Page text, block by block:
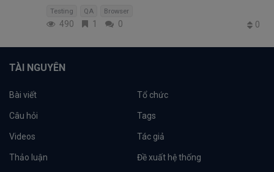
Testing QA Browser
490 1 0 0
TÀI NGUYÊN
Bài viết Tổ chức
Câu hỏi Tags
Videos Tác giả
Thảo luận Đề xuất hệ thống